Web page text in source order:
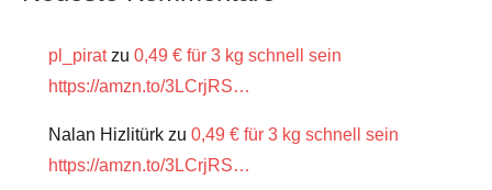
pl_piratzu 0,49 € für 3 kg schnell sein
https://amzn.to/3LCrjRS…
Nalan Hizlitürk zu 0,49 € für 3 kg schnell sein
https://amzn.to/3LCrjRS…